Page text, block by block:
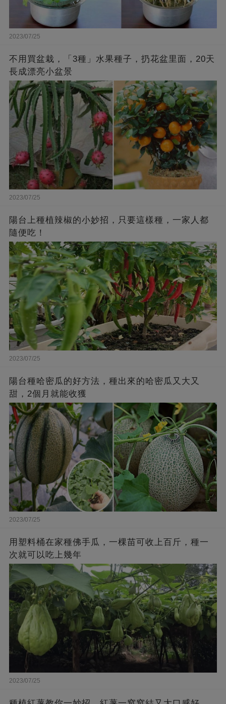
2023/07/25
不用買盆栽，「3種」水果種子，扔花盆里面，20天
長成漂亮小盆景
2023/07/25
陽台上種植辣椒的小妙招，只要這樣種，一家人都
隨便吃！
2023/07/25
陽台種哈密瓜的好方法，種出來的哈密瓜又大又
甜，2個月就能收獲
2023/07/25
用塑料桶在家種佛手瓜，一棵苗可收上百斤，種一
次就可以吃上幾年
2023/07/25